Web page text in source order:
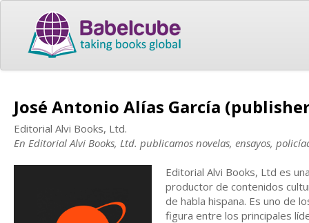
José Antonio Alías García
Editorial Alvi Books, Ltd.
En Editorial Alvi Books, Ltd. publicamos novelas, ensayos,
Editorial Alvi Books, Ltd es
productor de contenidos
de habla hispana. Es uno de
figura entre los principales